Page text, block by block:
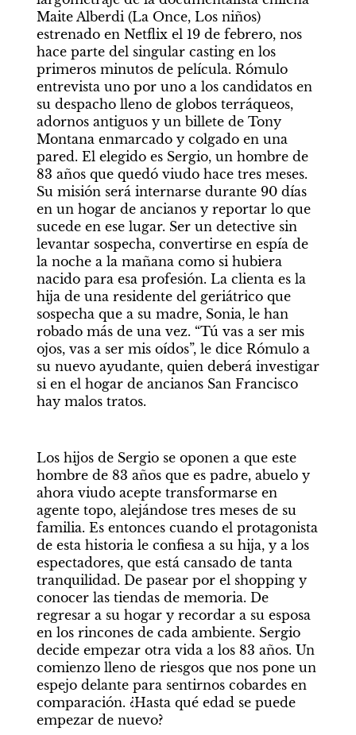
Maite Alberdi (La Once, Los niños)
estrenado en Netflix el 19 de febrero, nos
hace parte del singular casting en los
primeros minutos de película. Rómulo
entrevista uno por uno a los candidatos en
su despacho lleno de globos terráqueos,
adornos antiguos y un billete de Tony
Montana enmarcado y colgado en una
pared. El elegido es Sergio, un hombre de
83 años que quedó viudo hace tres meses.
Su misión será internarse durante 90 días
en un hogar de ancianos y reportar lo que
sucede en ese lugar. Ser un detective sin
levantar sospecha, convertirse en espía de
la noche a la mañana como si hubiera
nacido para esa profesión. La clienta es la
hija de una residente del geriátrico que
sospecha que a su madre, Sonia, le han
robado más de una vez. “Tú vas a ser mis
ojos, vas a ser mis oídos”, le dice Rómulo a
su nuevo ayudante, quien deberá investigar
si en el hogar de ancianos San Francisco
hay malos tratos.
Los hijos de Sergio se oponen a que este
hombre de 83 años que es padre, abuelo y
ahora viudo acepte transformarse en
agente topo, alejándose tres meses de su
familia. Es entonces cuando el protagonista
de esta historia le confiesa a su hija, y a los
espectadores, que está cansado de tanta
tranquilidad. De pasear por el shopping y
conocer las tiendas de memoria. De
regresar a su hogar y recordar a su esposa
en los rincones de cada ambiente. Sergio
decide empezar otra vida a los 83 años. Un
comienzo lleno de riesgos que nos pone un
espejo delante para sentirnos cobardes en
comparación. ¿Hasta qué edad se puede
empezar de nuevo?